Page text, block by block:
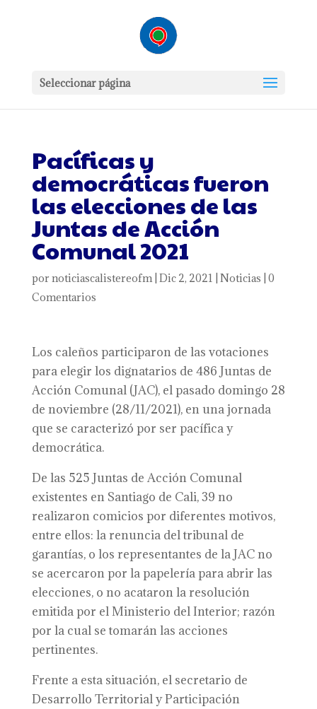
Seleccionar página
Pacíficas y
democráticas fueron
las elecciones de las
Juntas de Acción
Comunal 2021
por noticiascalistereofm| Dic 2, 2021 Noticias 0
Comentarios
Los caleños participaron de las votaciones
para elegir los dignatarios de 486 Juntas de
Acción Comunal (JAC), el pasado domingo 28
de noviembre (28/11/2021), en una jornada
que se caracterizó por ser pacífica y
democrática.
De las 525 Juntas de Acción Comunal
existentes en Santiago de Cali, 39 no
realizaron comicios por diferentes motivos,
entre ellos: la renuncia del tribunal de
garantías, o los representantes de la JAC no
se acercaron por la papelería para abrir las
elecciones, o no acataron la resolución
emitida por el Ministerio del Interior; razón
por la cual se tomarán las acciones
pertinentes.
Frente a esta situación, el secretario de
Desarrollo Territorial y Participación